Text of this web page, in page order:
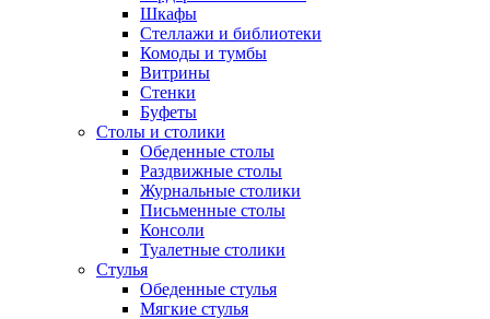
Шкафы
Стеллажи и библиотеки
Комоды и тумбы
Витрины
Стенки
Буфеты
Столы и столики
Обеденные столы
Раздвижные столы
Журнальные столики
Письменные столы
Консоли
Туалетные столики
Стулья
Обеденные стулья
Мягкие стулья